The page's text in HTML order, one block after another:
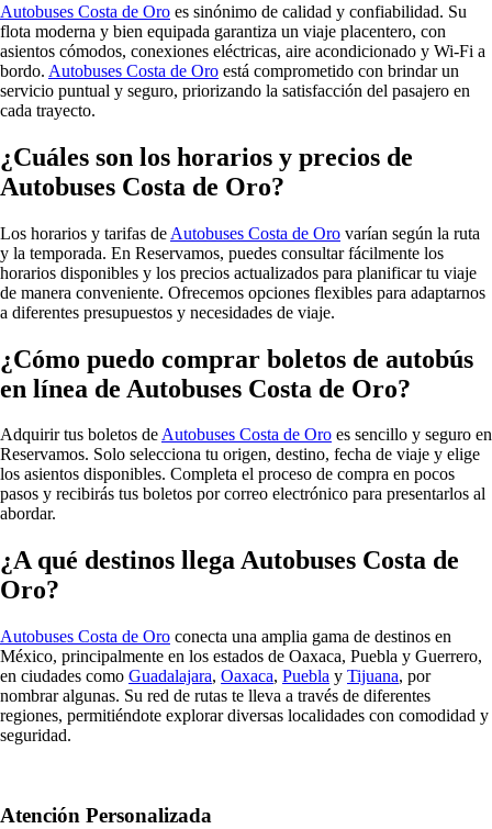
Autobuses Costa de Oro es sinónimo de calidad y confiabilidad. Su
flota moderna y bien equipada garantiza un viaje placentero, con
asientos cómodos, conexiones eléctricas, aire acondicionado y Wi-Fi a
bordo. Autobuses Costa de Oro está comprometido con brindar un
servicio puntual y seguro, priorizando la satisfacción del pasajero en
cada trayecto.
¿Cuáles son los horarios y precios de
Autobuses Costa de Oro?
Los horarios y tarifas de Autobuses Costa de Oro varían según la ruta
y la temporada. En Reservamos, puedes consultar fácilmente los
horarios disponibles y los precios actualizados para planificar tu viaje
de manera conveniente. Ofrecemos opciones flexibles para adaptarnos
a diferentes presupuestos y necesidades de viaje.
¿Cómo puedo comprar boletos de autobús
en línea de Autobuses Costa de Oro?
Adquirir tus boletos deAutobuses Costa de Oro es sencillo y seguro en
Reservamos. Solo selecciona tu origen, destino, fecha de viaje y elige
los asientos disponibles. Completa el proceso de compra en pocos
pasos y recibirás tus boletos por correo electrónico para presentarlos al
abordar.
¿A qué destinos llega Autobuses Costa de
Oro?
Autobuses Costa de Oro conecta una amplia gama de destinos en
México, principalmente en los estados de Oaxaca, Puebla y Guerrero,
en ciudades como Guadalajara, Oaxaca, Puebla y Tijuana, por
nombrar algunas. Su red de rutas te lleva a través de diferentes
regiones, permitiéndote explorar diversas localidades con comodidad y
seguridad.
Atención Personalizada